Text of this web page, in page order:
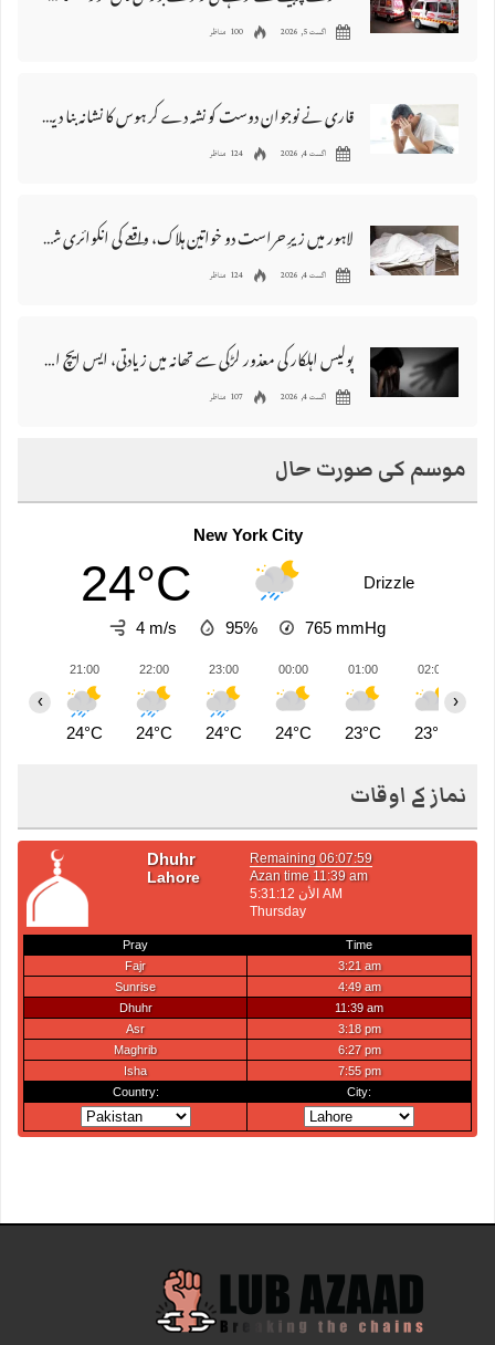
اگست 5, 2026 100 مناظر
قاری نے نوجوان دوست کو نشہ دے کر ہوس کا نشانہ بنا دیا، مقدمہ درج
اگست 4, 2026 124 مناظر
لاہور میں زیرِ حراست دو خواتین ہلاک، واقعے کی انکوائری شروع کر دی گئی
اگست 4, 2026 124 مناظر
پولیس اہلکار کی معذور لڑکی سے تھانہ میں‌ زیادتی، ایس ایچ او سمیت تمام عملہ معطل
اگست 4, 2026 107 مناظر
موسم کی صورت حال
New York City
24°C Drizzle
4 m/s 95% 765 mmHg
21:00
24°C
22:00
24°C
23:00
24°C
00:00
24°C
01:00
23°C
02:00
23°C
‹ ›
نماز کے اوقات